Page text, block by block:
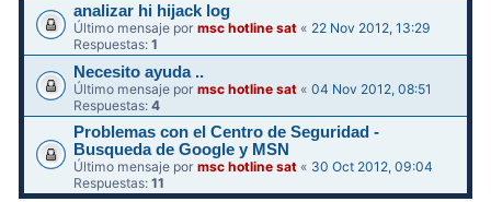
analizar hi hijack log
Último mensaje pormsc hotline sat « 22 Nov 2012, 13:29
Respuestas:1
Necesito ayuda ..
Último mensaje pormsc hotline sat «04 Nov 2012, 08:51
Respuestas:4
Problemas con el Centro de Seguridad -
Busqueda de Google y MSN
Último mensaje pormsc hotline sat « 30 Oct 2012, 09:04
Respuestas:11